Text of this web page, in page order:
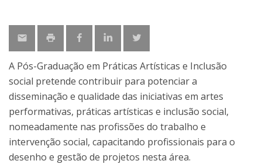
A Pós-Graduação em Práticas Artísticas e Inclusão
social pretende contribuir para potenciar a
disseminação e qualidade das iniciativas em artes
performativas, práticas artísticas e inclusão social,
nomeadamente nas profissões do trabalho e
intervenção social, capacitando profissionais para o
desenho e gestão de projetos nesta área.